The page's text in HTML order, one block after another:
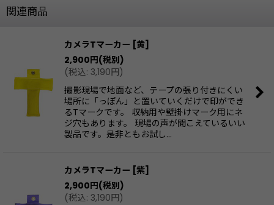
関連商品
カメラTマーカー [黄]
2,900円(税別)
(税込: 3,190円)
撮影現場で地面など、テープの張り付きにくい
場所に「っぽん」と置いていくだけで印ができ
るTマークです。 収納用や壁掛けマーク用にネ
ジ穴もあります。 現場の声が聞こえているいい
製品です。是非ともお試し…
カメラTマーカー [紫]
2,900円(税別)
(税込: 3,190円)